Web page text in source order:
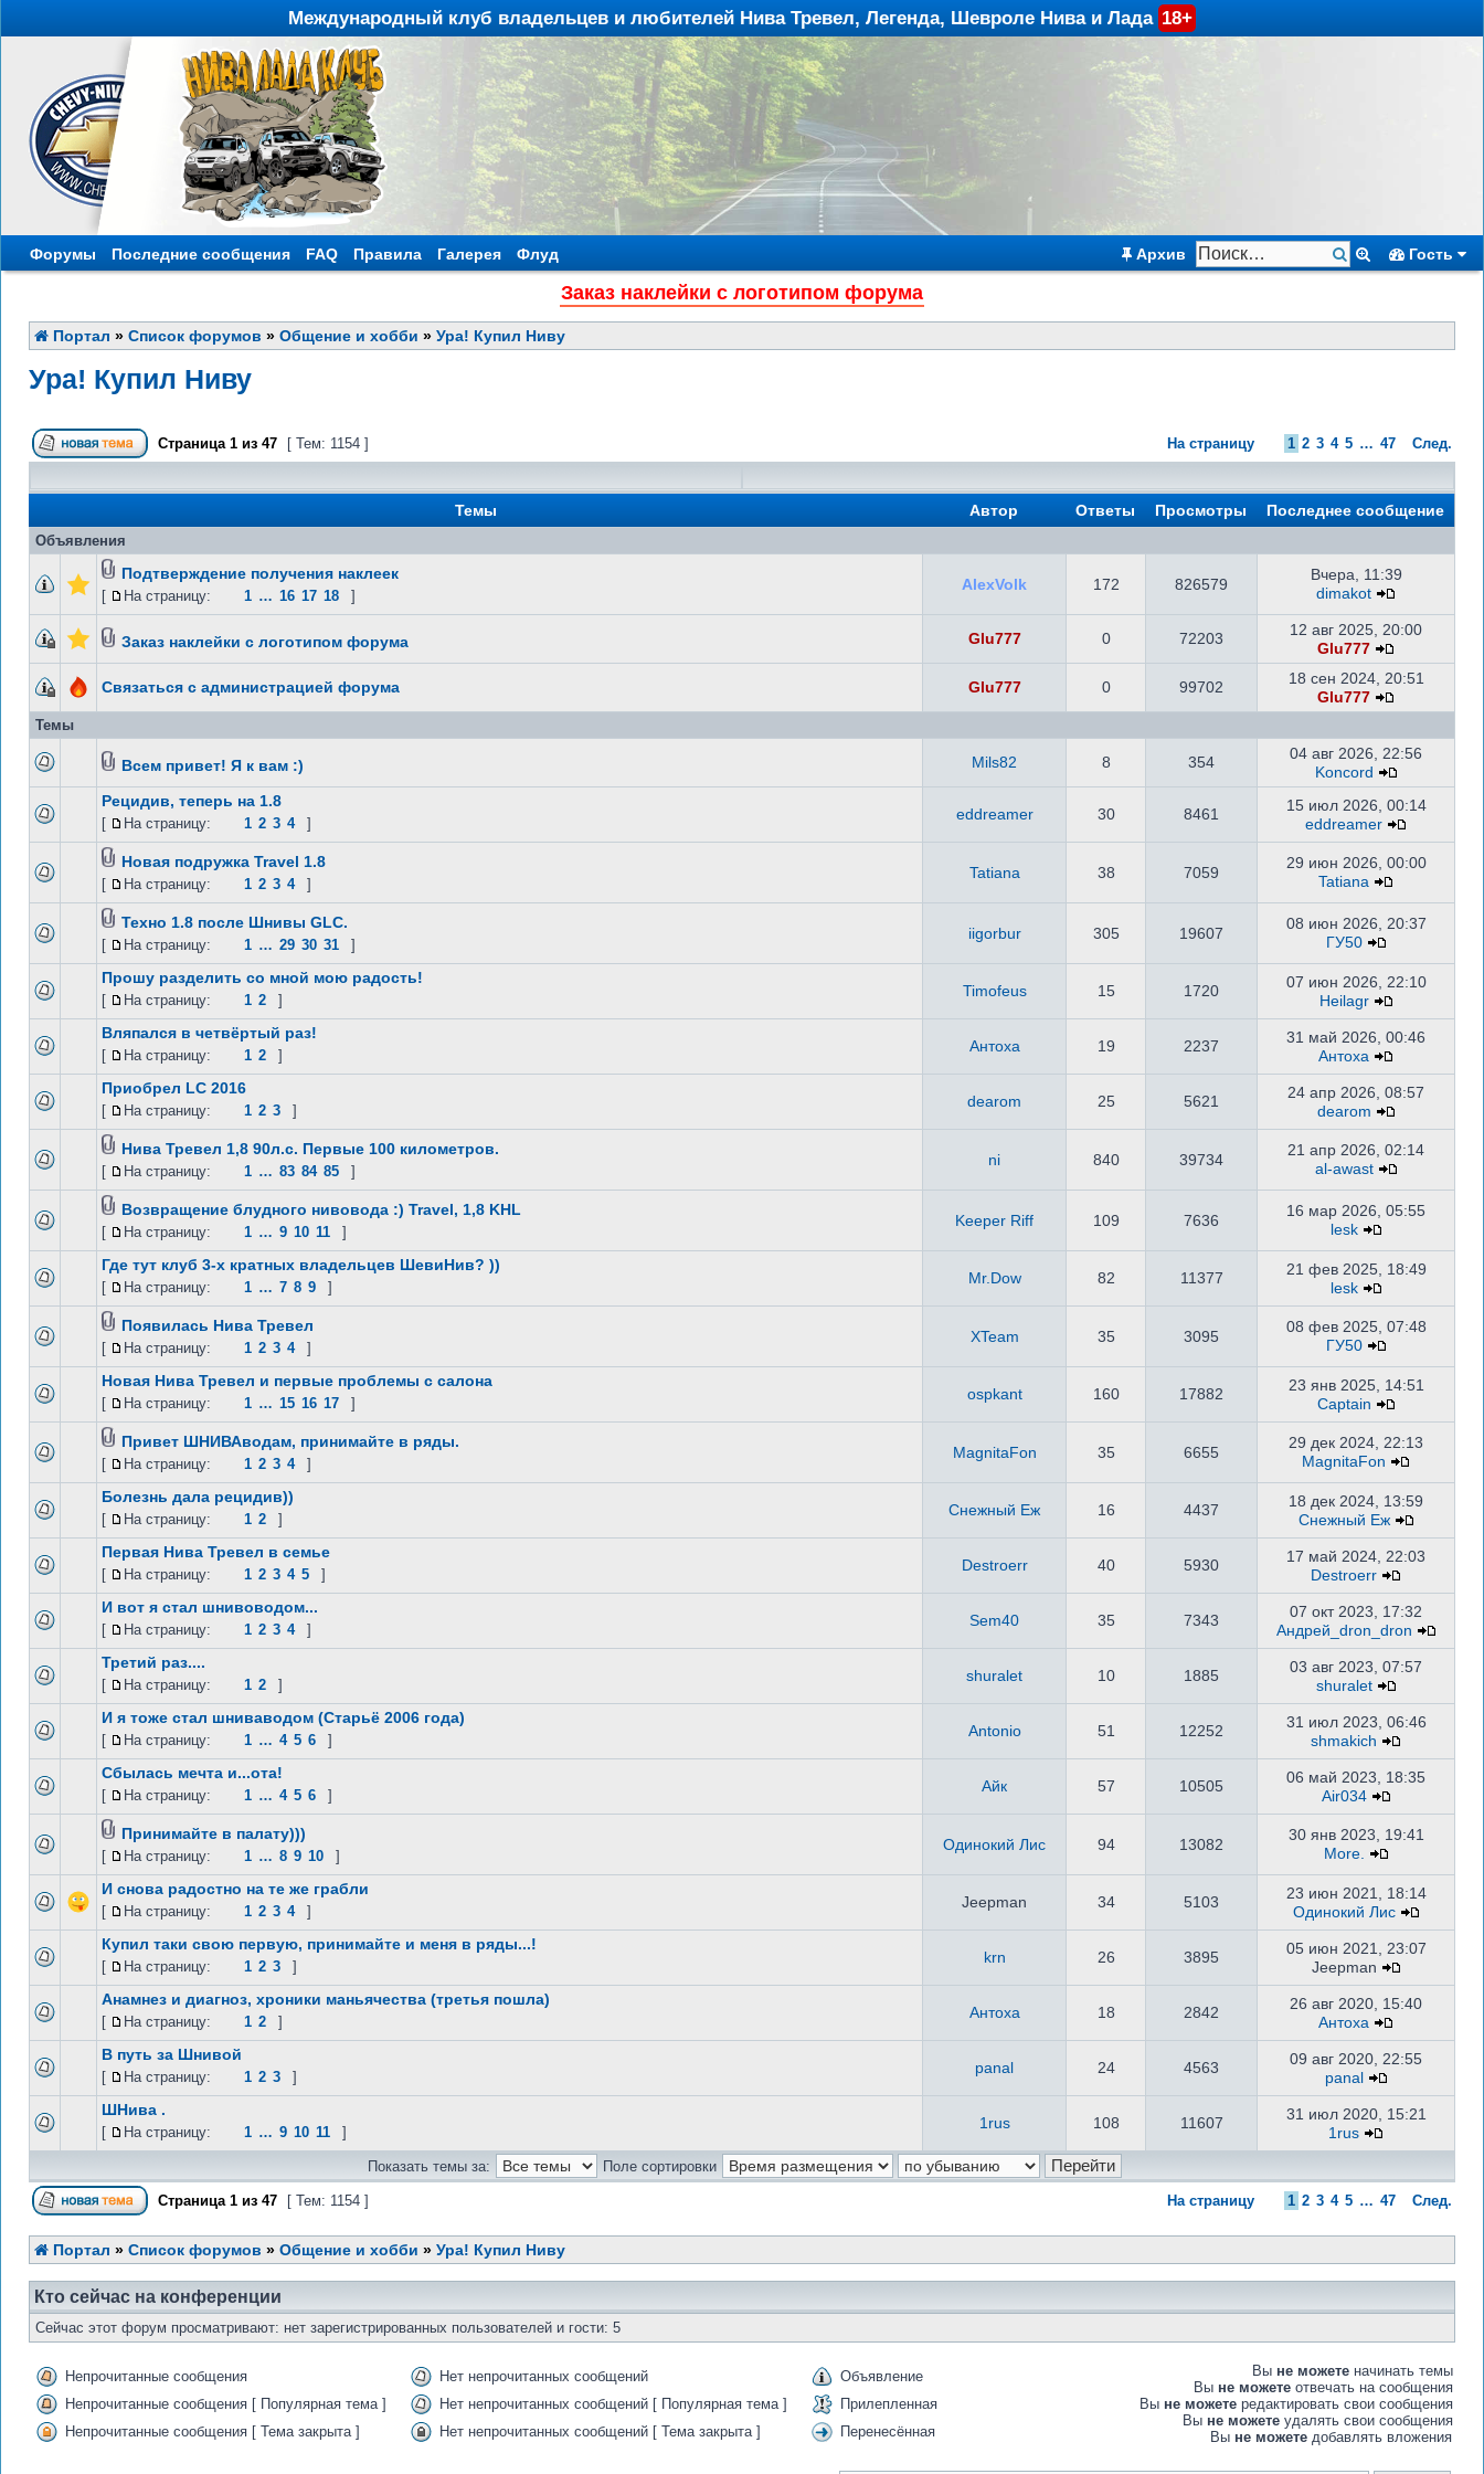
Международный клуб владельцев и любителей Нива Тревел, Легенда, Шевроле Нива и Лада 18+
Архив Гость
Форумы Последние сообщения FAQ Правила Галерея Флуд
Заказ наклейки с логотипом форума
Портал » Список форумов » Общение и хобби » Ура! Купил Ниву
Ура! Купил Ниву
Страница 1 из 47 [ Тем: 1154 ] На страницу 1 2 3 4 5 … 47 След.
Темы Автор Ответы Просмотры Последнее сообщение
Объявления
Подтверждение получения наклеек
[ На страницу: 1 … 16 17 18 ]
AlexVolk 172 826579
Вчера, 11:39
dimakot
Заказ наклейки с логотипом форума Glu777 0 72203
12 авг 2025, 20:00
Glu777
Связаться с администрацией форума Glu777 0 99702
18 сен 2024, 20:51
Glu777
Темы
Всем привет! Я к вам :) Mils82 8 354
04 авг 2026, 22:56
Koncord
Рецидив, теперь на 1.8
[ На страницу: 1 2 3 4 ]
eddreamer 30 8461
15 июл 2026, 00:14
eddreamer
Новая подружка Travel 1.8
[ На страницу: 1 2 3 4 ]
Tatiana 38 7059
29 июн 2026, 00:00
Tatiana
Техно 1.8 после Шнивы GLC.
[ На страницу: 1 … 29 30 31 ]
iigorbur 305 19607
08 июн 2026, 20:37
ГУ50
Прошу разделить со мной мою радость!
[ На страницу: 1 2 ]
Timofeus 15 1720
07 июн 2026, 22:10
Heilagr
Вляпался в четвёртый раз!
[ На страницу: 1 2 ]
Антоха 19 2237
31 май 2026, 00:46
Антоха
Приобрел LC 2016
[ На страницу: 1 2 3 ]
dearom 25 5621
24 апр 2026, 08:57
dearom
Нива Тревел 1,8 90л.с. Первые 100 километров.
[ На страницу: 1 … 83 84 85 ]
ni 840 39734
21 апр 2026, 02:14
al-awast
Возвращение блудного нивовода :) Travel, 1,8 KHL
[ На страницу: 1 … 9 10 11 ]
Keeper Riff 109 7636
16 мар 2026, 05:55
lesk
Где тут клуб 3-х кратных владельцев ШевиНив? ))
[ На страницу: 1 … 7 8 9 ]
Mr.Dow 82 11377
21 фев 2025, 18:49
lesk
Появилась Нива Тревел
[ На страницу: 1 2 3 4 ]
XTeam 35 3095
08 фев 2025, 07:48
ГУ50
Новая Нива Тревел и первые проблемы с салона
[ На страницу: 1 … 15 16 17 ]
ospkant 160 17882
23 янв 2025, 14:51
Captain
Привет ШНИВАводам, принимайте в ряды.
[ На страницу: 1 2 3 4 ]
MagnitaFon 35 6655
29 дек 2024, 22:13
MagnitaFon
Болезнь дала рецидив))
[ На страницу: 1 2 ]
Снежный Еж 16 4437
18 дек 2024, 13:59
Снежный Еж
Первая Нива Тревел в семье
[ На страницу: 1 2 3 4 5 ]
Destroerr 40 5930
17 май 2024, 22:03
Destroerr
И вот я стал шнивоводом...
[ На страницу: 1 2 3 4 ]
Sem40 35 7343
07 окт 2023, 17:32
Андрей_dron_dron
Третий раз....
[ На страницу: 1 2 ]
shuralet 10 1885
03 авг 2023, 07:57
shuralet
И я тоже стал шниваводом (Старьё 2006 года)
[ На страницу: 1 … 4 5 6 ]
Antonio 51 12252
31 июл 2023, 06:46
shmakich
Сбылась мечта и...ота!
[ На страницу: 1 … 4 5 6 ]
Айк 57 10505
06 май 2023, 18:35
Air034
Принимайте в палату)))
[ На страницу: 1 … 8 9 10 ]
Одинокий Лис 94 13082
30 янв 2023, 19:41
More.
И снова радостно на те же грабли
[ На страницу: 1 2 3 4 ]
Jeepman 34 5103
23 июн 2021, 18:14
Одинокий Лис
Купил таки свою первую, принимайте и меня в ряды...!
[ На страницу: 1 2 3 ]
krn 26 3895
05 июн 2021, 23:07
Jeepman
Анамнез и диагноз, хроники маньячества (третья пошла)
[ На страницу: 1 2 ]
Антоха 18 2842
26 авг 2020, 15:40
Антоха
В путь за Шнивой
[ На страницу: 1 2 3 ]
panal 24 4563
09 авг 2020, 22:55
panal
ШНива .
[ На страницу: 1 … 9 10 11 ]
1rus 108 11607
31 июл 2020, 15:21
1rus
Показать темы за: Поле сортировки
Страница 1 из 47 [ Тем: 1154 ] На страницу 1 2 3 4 5 … 47 След.
Портал » Список форумов » Общение и хобби » Ура! Купил Ниву
Кто сейчас на конференции
Сейчас этот форум просматривают: нет зарегистрированных пользователей и гости: 5
Непрочитанные сообщения Нет непрочитанных сообщений
Объявление
Непрочитанные сообщения [ Популярная тема ]
Нет непрочитанных сообщений [ Популярная тема ]
Прилепленная
Непрочитанные сообщения [ Тема закрыта ]
Нет непрочитанных сообщений [ Тема закрыта ] Перенесённая
Вы не можете начинать темы
Вы не можете отвечать на сообщения
Вы не можете редактировать свои сообщения
Вы не можете удалять свои сообщения
Вы не можете добавлять вложения